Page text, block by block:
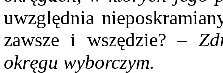
uwzględnia
zawsze i wszędzie?–
okręgu wyborczym.